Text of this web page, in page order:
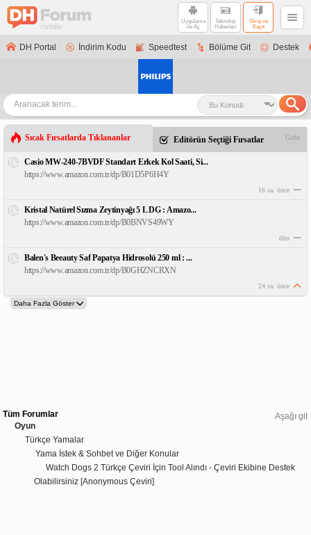
Uygulama
ile Aç
Teknoloji
Haberleri
Giriş ve
Kayıt
DH Portal İndirim Kodu Speedtest Bölüme Git Destek
Sıcak Fırsatlarda Tıklananlar Editörün Seçtiği Fırsatlar Gizle
Casio MW-240-7BVDF Standart Erkek Kol Saati, Si...
https://www.amazon.com.tr/dp/B01D5P6H4Y
16 sa. önce
Kristal Natürel Sızma Zeytinyağı 5 L DG : Amazo...
https://www.amazon.com.tr/dp/B0BNVS49WY
dün
Balen's Beeauty Saf Papatya Hidrosolü 250 ml : ...
https://www.amazon.com.tr/dp/B0GHZNCRXN
24 sa. önce
Aşağı git
Tüm Forumlar
Oyun
Türkçe Yamalar
Yama İstek & Sohbet ve Diğer Konular
Watch Dogs 2 Türkçe Çeviri İçin Tool Alındı - Çeviri Ekibine Destek
Olabilirsiniz [Anonymous Çeviri]